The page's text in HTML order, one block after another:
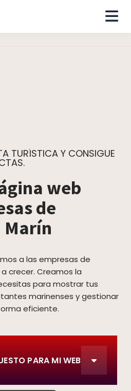
TURÍSTICA Y CONSIGUE
web
de
Marín
a las empresas de
crecer. Creamos la
para mostrar tus
marinenses y gestionar
eficiente.
PARA MI WEB